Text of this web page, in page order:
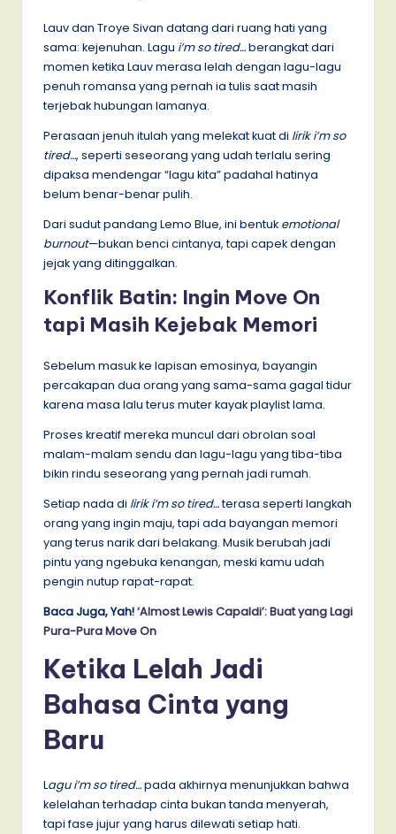
Lauv dan Troye Sivan datang dari ruang hati yang
sama: kejenuhan. Lagu i’m so tired…berangkat dari
momen ketika Lauv merasa lelah dengan lagu-lagu
penuh romansa yang pernah ia tulis saat masih
terjebak hubungan lamanya.
Perasaan jenuh itulah yang melekat kuat di lirik i’m so
tired…, seperti seseorang yang udah terlalu sering
dipaksa mendengar “lagu kita” padahal hatinya
belum benar-benar pulih.
Dari sudut pandang Lemo Blue, ini bentuk emotional
burnout—bukan benci cintanya, tapi capek dengan
jejak yang ditinggalkan.
Konflik Batin: Ingin Move On
tapi Masih Kejebak Memori
Sebelum masuk ke lapisan emosinya, bayangin
percakapan dua orang yang sama-sama gagal tidur
karena masa lalu terus muter kayak playlist lama.
Proses kreatif mereka muncul dari obrolan soal
malam-malam sendu dan lagu-lagu yang tiba-tiba
bikin rindu seseorang yang pernah jadi rumah.
Setiap nada di lirik i’m so tired…terasa seperti langkah
orang yang ingin maju, tapi ada bayangan memori
yang terus narik dari belakang. Musik berubah jadi
pintu yang ngebuka kenangan, meski kamu udah
pengin nutup rapat-rapat.
Baca Juga, Yah!‘Almost Lewis Capaldi’: Buat yang Lagi
Pura-Pura Move On
Ketika Lelah Jadi
Bahasa Cinta yang
Baru
Lagu i’m so tired…pada akhirnya menunjukkan bahwa
kelelahan terhadap cinta bukan tanda menyerah,
tapi fase jujur yang harus dilewati setiap hati.